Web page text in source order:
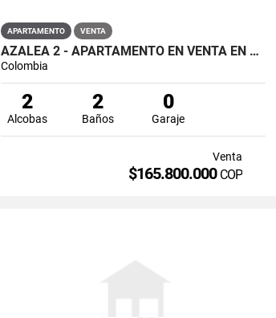
APARTAMENTO VENTA
AZALEA 2 - APARTAMENTO EN VENTA EN CIUDAD VERDE, SOACHA
Colombia
2
Alcobas
2
Baños
0
Garaje
Venta
$165.800.000 COP